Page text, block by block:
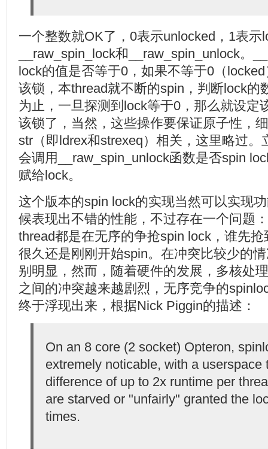
一个整数就OK了，0表示unlocked，1表
__raw_spin_lock和__raw_spin_unlock。
lock的值是否等于0，如果不等于0（
该锁，本thread就不断的spin，判断lock的
为止，一旦探测到lock等于0，那么就设定
该锁了，当然，这些操作要保证原子性，
str（即ldrex和strexeq）相关，这里略过。
会调用__raw_spin_unlock函数是否spin
赋给lock。
这个版本的spin lock的实现当然可以实现
候表现出不错的性能，不过存在一个问题
thread都是在无序的争抢spin lock，谁先
很久还是刚刚开始spin。在冲突比较少的
别明显，然而，随着硬件的发展，多核处
之间的冲突越来越剧烈，无序竞争的
终于浮现出来，根据Nick Piggin的描述：
On an 8 core (2 socket) Opteron,
extremely noticable, with a userspace
difference of up to 2x runtime per
are starved or "unfairly" granted the
times.